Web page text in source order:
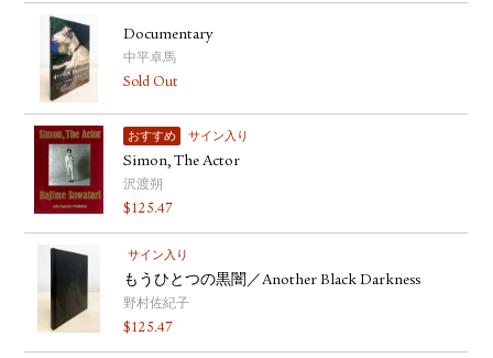
Documentary
中平卓馬
Sold Out
おすすめ サイン入り
Simon, The Actor
沢渡朔
$125.47
サイン入り
もうひとつの黒闇／Another Black Darkness
野村佐紀子
$125.47